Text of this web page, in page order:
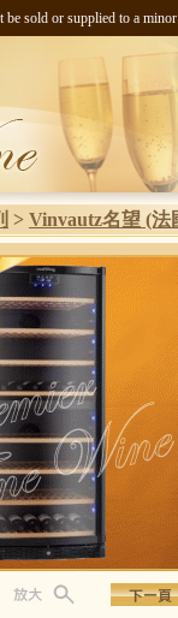
be sold or supplied to a
> Vinvautz名望 (法